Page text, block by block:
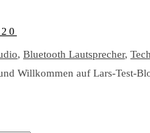
, Bluetooth Lautsprecher,
Willkommen auf Lars-Test-